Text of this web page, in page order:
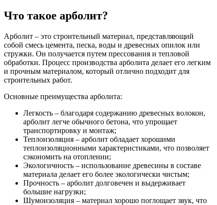
Что такое арболит?
Арболит – это строительный материал, представляющий
собой смесь цемента, песка, воды и древесных опилок или
стружки. Он получается путем прессования и тепловой
обработки. Процесс производства арболита делает его легким
и прочным материалом, который отлично подходит для
строительных работ.
Основные преимущества арболита:
Легкость – благодаря содержанию древесных волокон,
арболит легче обычного бетона, что упрощает
транспортировку и монтаж;
Теплоизоляция – арболит обладает хорошими
теплоизоляционными характеристиками, что позволяет
сэкономить на отоплении;
Экологичность – использование древесины в составе
материала делает его более экологически чистым;
Прочность – арболит долговечен и выдерживает
большие нагрузки;
Шумоизоляция – материал хорошо поглощает звук, что